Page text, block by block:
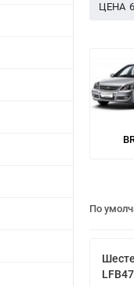
6
ЦЕНА
По